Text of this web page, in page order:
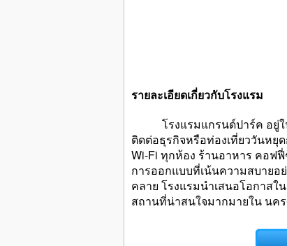
รายละเอียดเกี่ยวกับโรงแรม
โรงแรมแกรนด์ปาร์ค อยู่ในท
ติดต่อธุรกิจหรือท่องเที่ยววันหยุ
Wi-Fi ทุกห้อง ร้านอาหาร คอฟ
การออกแบบที่เน้นความสบายอ
คลาย โรงแรมนำเสนอโอกาส
สถานที่น่าสนใจมากมายใน นค